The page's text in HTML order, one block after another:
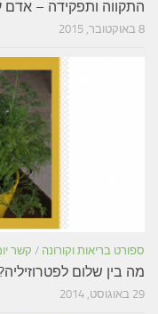
התקווה ותפקידה –
8 באוקטובר, 2015
ספורט בריאות וקורונה / קשר
מה בין שלום
29 באוגוסט, 2014